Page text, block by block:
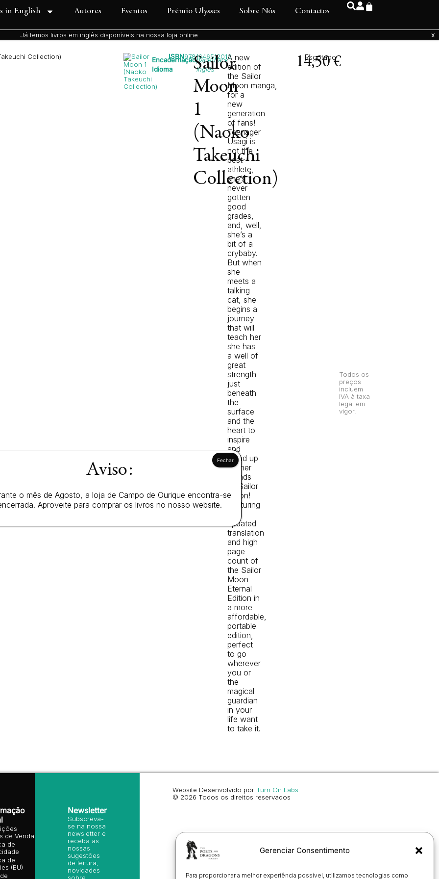
Gerenciar Consentimento
Para proporcionar a melhor experiência possível, utilizamos tecnologias como
in English Autores Eventos Prémio Ulysses Sobre Nós Contactos
Collection) Encadernaçãopaperback
Idioma
Inglês
ISBN9781646512010
Sailor
Moon
1
(Naoko
Takeuchi
Collection)
A new
edition of
the Sailor
Moon manga,
for a
new
generation
of fans!
Teenager
Usagi is
not the
best
athlete,
she’s
never
gotten
good
grades,
and, well,
she’s a
bit of a
crybaby.
But when
she
meets a
talking
cat, she
begins a
journey
that will
teach her
she has
a well of
great
strength
just
beneath
the
surface
and the
heart to
inspire
and
stand up
for her
friends
as Sailor
Moon!
Featuring
updated
translation
and high
page
count of
the Sailor
Moon
Eternal
Edition in
a more
affordable,
portable
edition,
perfect
to go
wherever
you or
the
magical
guardian
in your
life want
to take it.
14,50€
Esgotado
Todos os
preços
incluem
IVA à taxa
legal em
vigor.
de Venda
de
de
(EU)
Newsletter
Subscreva-
se na nossa
newsletter e
receba as
nossas
sugestões
de leitura,
novidades
Website Desenvolvido por Turn On Labs
© 2026 Todos os direitos reservados
Já temos livros em inglês disponíveis na nossa loja online.
Aviso:
o mês de Agosto, a loja de Campo de Ourique encontra-se
Aproveite para comprar os livros no nosso website.